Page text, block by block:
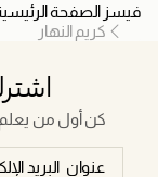
فيسز الصفحة
كريم النهار
كن أول من يعلم